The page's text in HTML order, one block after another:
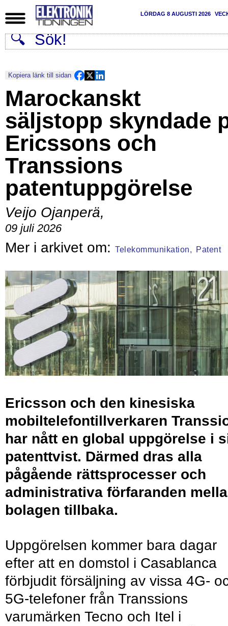
LÖRDAG 8 AUGUSTI 2026
Kopiera länk till sidan
Marockanskt
säljstopp skyndade
Ericssons och
Transsions
patentuppgörelse
Veijo Ojanperä,
09 juli 2026
Telekommunikation, Patent
Ericsson och den kinesiska
mobiltelefontillverkaren
har nått en global uppgörelse i
patenttvist. Därmed dras alla
pågående rättsprocesser och
administrativa förfaranden
bolagen tillbaka.
Uppgörelsen kommer bara dagar
efter att en domstol i Casablanca
förbjudit försäljning av vissa 4G-
5G-telefoner från Transsions
varumärken Tecno och Itel i